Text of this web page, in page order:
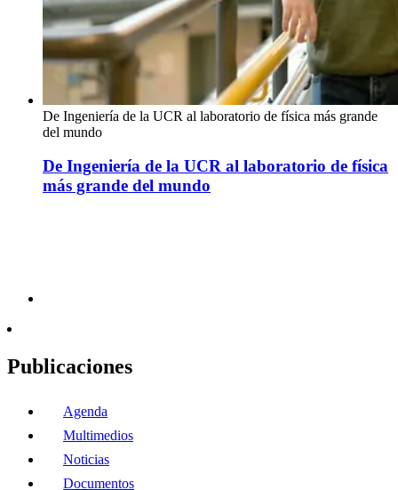
De Ingeniería de la UCR al laboratorio de física más grande
del mundo
De Ingeniería de la UCR al laboratorio de física
más grande del mundo
Publicaciones
Agenda
Multimedios
Noticias
Documentos